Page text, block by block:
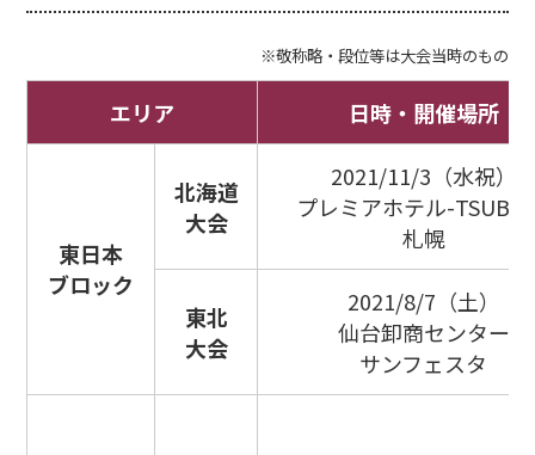
※敬称略・段位等は大会当時のもの
エリア 日時・開催場所
東日本
ブロック
北海道
大会
2021/11/3（水祝）
プレミアホテル-
札幌
東北
大会
2021/8/7（土）
仙台卸商センター
サンフェスタ